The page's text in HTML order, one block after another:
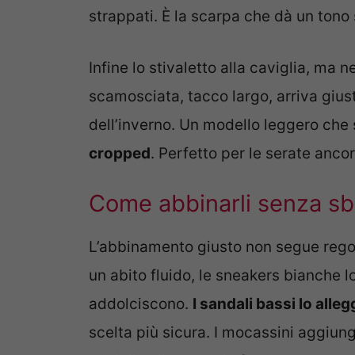
strappati. È la scarpa che dà un tono
Infine lo stivaletto alla caviglia, ma
scamosciata, tacco largo, arriva
dell’inverno. Un modello leggero
cropped. Perfetto per le serate
Come abbinarli senza
L’abbinamento giusto non segue
un abito fluido, le sneakers bianche
addolciscono. I sandali bassi lo
scelta più sicura. I mocassini